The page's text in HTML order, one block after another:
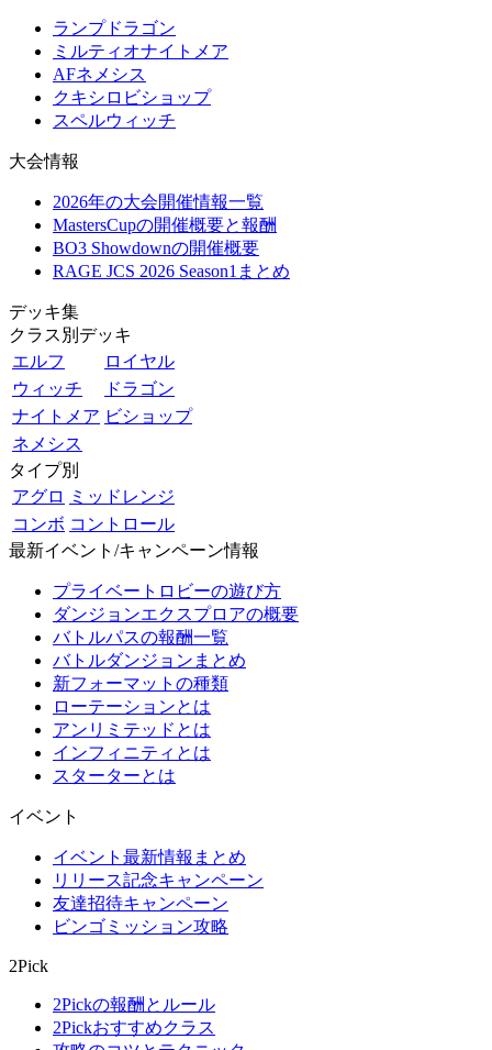
ランプドラゴン
ミルティオナイトメア
AFネメシス
クキシロビショップ
スペルウィッチ
大会情報
2026年の大会開催情報一覧
MastersCupの開催概要と報酬
BO3 Showdownの開催概要
RAGE JCS 2026 Season1まとめ
デッキ集
クラス別デッキ
エルフ
ロイヤル
ウィッチ
ドラゴン
ナイトメア ビショップ
ネメシス
タイプ別
アグロ
ミッドレンジ
コンボ コントロール
最新イベント/キャンペーン情報
プライベートロビーの遊び方
ダンジョンエクスプロアの概要
バトルパスの報酬一覧
バトルダンジョンまとめ
新フォーマットの種類
ローテーションとは
アンリミテッドとは
インフィニティとは
スターターとは
イベント
イベント最新情報まとめ
リリース記念キャンペーン
友達招待キャンペーン
ビンゴミッション攻略
2Pick
2Pickの報酬とルール
2Pickおすすめクラス